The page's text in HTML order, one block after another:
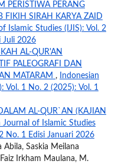
PERISTIWA PERANG
FIKIH SIRAH KARYA ZAID
Islamic Studies (IJIS): Vol. 2
Juli 2026
AL-QUR'AN
PALEOGRAFI DAN
MATARAM ,
Indonesian
Vol. 1 No. 2 (2025): Vol. 1
AL-QUR`AN (KAJIAN
Journal of Islamic Studies
No. 1 Edisi Januari 2026
Abila, Saskia Meilana
Irkham Maulana, M.